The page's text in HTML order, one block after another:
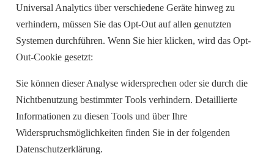
Universal Analytics über verschiedene Geräte hinweg zu
verhindern, müssen Sie das Opt-Out auf allen genutzten
Systemen durchführen. Wenn Sie hier klicken, wird das Opt-
Out-Cookie gesetzt:
Sie können dieser Analyse widersprechen oder sie durch die
Nichtbenutzung bestimmter Tools verhindern. Detaillierte
Informationen zu diesen Tools und über Ihre
Widerspruchsmöglichkeiten finden Sie in der folgenden
Datenschutzerklärung.